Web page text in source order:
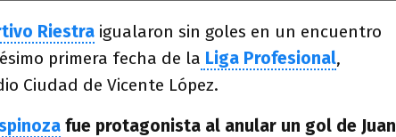
Riestra igualaron sin goles en un encuentro
primera fecha de la Liga Profesional,
Ciudad de Vicente López.
fue protagonista al anular un gol de Juan